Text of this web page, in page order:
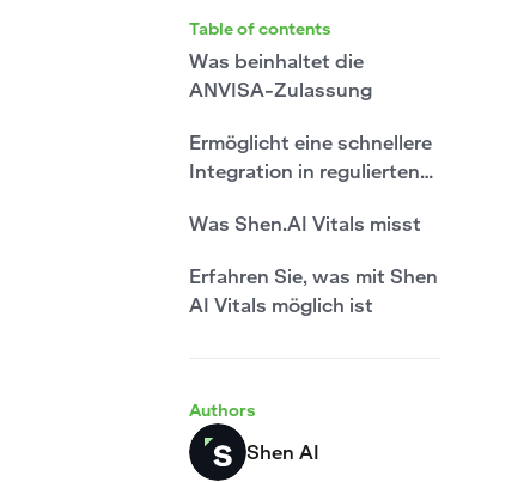
Table of contents
Was beinhaltet die
ANVISA-Zulassung
Ermöglicht eine schnellere
Integration in regulierten
Was Shen.AI Vitals misst
Erfahren Sie, was mit Shen
AI Vitals möglich ist
Authors
Shen AI